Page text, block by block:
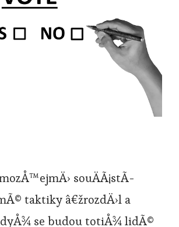
souÄÃ¡stÃ­
taktiky â€žrozdÄ›l a
se budou totiÅ¾ lidÃ©